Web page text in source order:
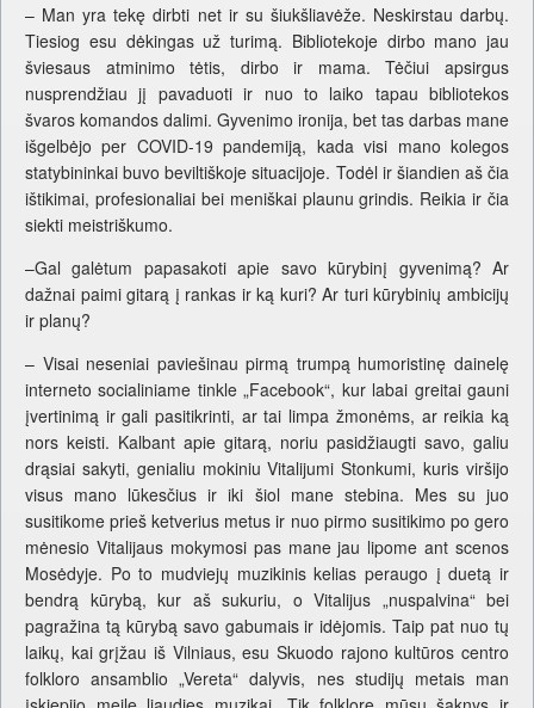
– Man yra tekę dirbti net ir su šiukšliavėže. Neskirstau darbų.
Tiesiog esu dėkingas už turimą. Bibliotekoje dirbo mano jau
šviesaus atminimo tėtis, dirbo ir mama. Tėčiui apsirgus
nusprendžiau jį pavaduoti ir nuo to laiko tapau bibliotekos
švaros komandos dalimi. Gyvenimo ironija, bet tas darbas mane
išgelbėjo per COVID-19 pandemiją, kada visi mano kolegos
statybininkai buvo beviltiškoje situacijoje. Todėl ir šiandien aš čia
ištikimai, profesionaliai bei meniškai plaunu grindis. Reikia ir čia
siekti meistriškumo.
–Gal galėtum papasakoti apie savo kūrybinį gyvenimą? Ar
dažnai paimi gitarą į rankas ir ką kuri? Ar turi kūrybinių ambicijų
ir planų?
– Visai neseniai paviešinau pirmą trumpą humoristinę dainelę
interneto socialiniame tinkle „Facebook“, kur labai greitai gauni
įvertinimą ir gali pasitikrinti, ar tai limpa žmonėms, ar reikia ką
nors keisti. Kalbant apie gitarą, noriu pasidžiaugti savo, galiu
drąsiai sakyti, genialiu mokiniu Vitalijumi Stonkumi, kuris viršijo
visus mano lūkesčius ir iki šiol mane stebina. Mes su juo
susitikome prieš ketverius metus ir nuo pirmo susitikimo po gero
mėnesio Vitalijaus mokymosi pas mane jau lipome ant scenos
Mosėdyje. Po to mudviejų muzikinis kelias peraugo į duetą ir
bendrą kūrybą, kur aš sukuriu, o Vitalijus „nuspalvina“ bei
pagražina tą kūrybą savo gabumais ir idėjomis. Taip pat nuo tų
laikų, kai grįžau iš Vilniaus, esu Skuodo rajono kultūros centro
folkloro ansamblio „Vereta“ dalyvis, nes studijų metais man